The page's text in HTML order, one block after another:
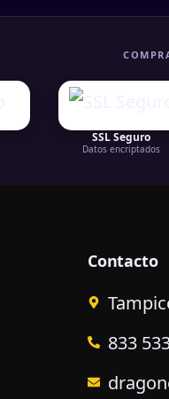
SSL Seguro
Datos encriptados
Contacto
833